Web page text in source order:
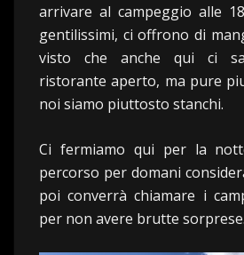
arrivare al campeggio alle
gentilissimi, ci offrono di
visto che anche qui ci
ristorante aperto, ma pure
noi siamo piuttosto stanchi.
Ci fermiamo qui per la
percorso per domani
poi converrà chiamare i
per non avere brutte sorprese.